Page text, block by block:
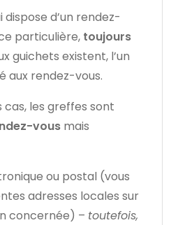
d’un rendez-
particulière, toujours
guichets existent, l’un
aux rendez-vous.
cas, les greffes sont
vous mais
ou postal (vous
adresses locales sur
concernée) – toutefois,